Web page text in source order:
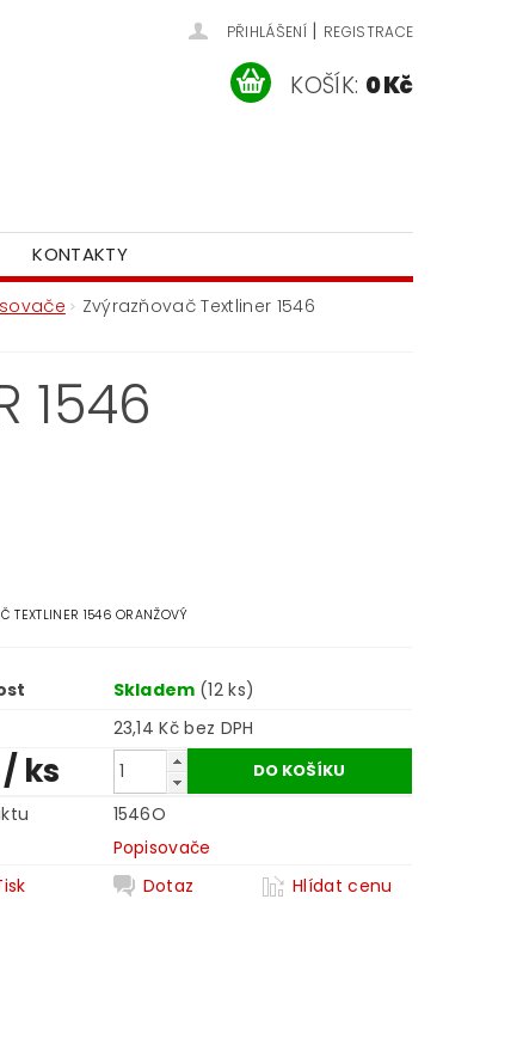
PŘIHLÁŠENÍ | REGISTRACE
KOŠÍK: 0 Kč
KONTAKTY
Zvýrazňovač Textliner 1546
1546
TEXTLINER 1546 ORANŽOVÝ
Skladem (12 ks)
23,14 Kč bez DPH
/ ks
1546O
Popisovače
Dotaz Hlídat cenu